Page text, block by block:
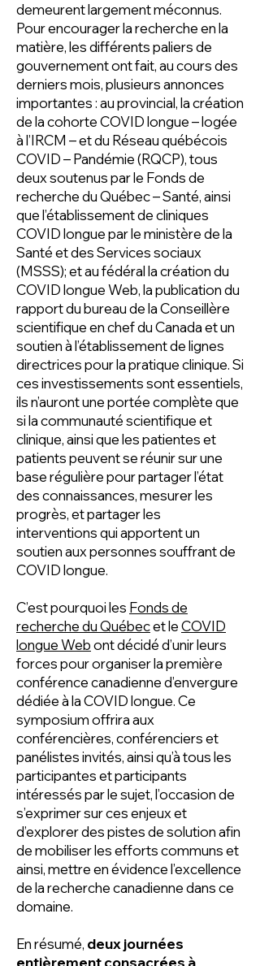
demeurent largement méconnus.
Pour encourager la recherche en la
matière, les différents paliers de
gouvernement ont fait, au cours des
derniers mois, plusieurs annonces
importantes : au provincial, la création
de la cohorte COVID longue – logée
à l’IRCM – et du Réseau québécois
COVID – Pandémie (RQCP), tous
deux soutenus par le Fonds de
recherche du Québec – Santé, ainsi
que l’établissement de cliniques
COVID longue par le ministère de la
Santé et des Services sociaux
(MSSS); et au fédéral la création du
COVID longue Web, la publication du
rapport du bureau de la Conseillère
scientifique en chef du Canada et un
soutien à l’établissement de lignes
directrices pour la pratique clinique. Si
ces investissements sont essentiels,
ils n’auront une portée complète que
si la communauté scientifique et
clinique, ainsi que les patientes et
patients peuvent se réunir sur une
base régulière pour partager l’état
des connaissances, mesurer les
progrès, et partager les
interventions qui apportent un
soutien aux personnes souffrant de
COVID longue.
C’est pourquoi les Fonds de
recherche du Québecet leCOVID
longue Webont décidé d’unir leurs
forces pour organiser la première
conférence canadienne d’envergure
dédiée à la COVID longue. Ce
symposium offrira aux
conférencières, conférenciers et
panélistes invités, ainsi qu’à tous les
participantes et participants
intéressés par le sujet, l’occasion de
s’exprimer sur ces enjeux et
d’explorer des pistes de solution afin
de mobiliser les efforts communs et
ainsi, mettre en évidence l’excellence
de la recherche canadienne dans ce
domaine.
En résumé, deux journées
entièrement consacrées à